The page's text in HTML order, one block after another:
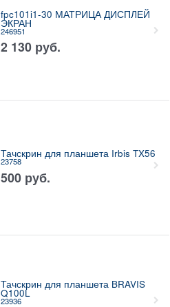
fpc101i1-30 МАТРИЦА ДИСПЛЕЙ
ЭКРАН
246951
2 130 руб.
Тачскрин для планшета Irbis TX56
23758
500 руб.
Тачскрин для планшета BRAVIS
Q100L
23936